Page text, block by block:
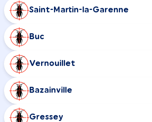
Saint-Martin-la-Garenne
Buc
Vernouillet
Bazainville
Gressey